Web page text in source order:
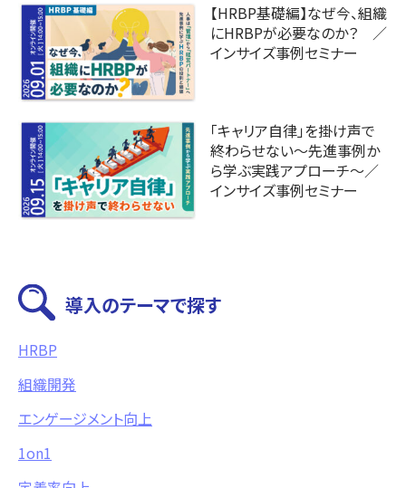
【HRBP基礎編】なぜ今、組織
にHRBPが必要なのか？ ／
インサイズ事例セミナー
「キャリア自律」を掛け声で
終わらせない〜先進事例か
ら学ぶ実践アプローチ～／
インサイズ事例セミナー
導入のテーマで探す
HRBP
組織開発
エンゲージメント向上
1on1